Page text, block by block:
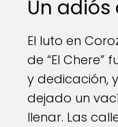
Un
El luto en
de “El Chere”
y dedicación,
dejado un
llenar. Las